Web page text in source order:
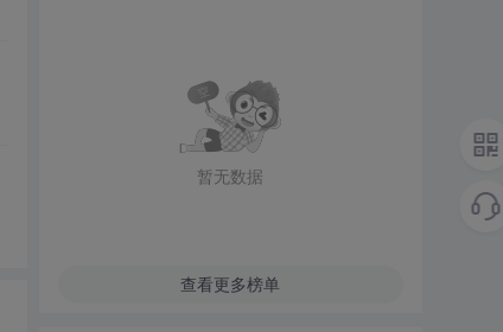
暂无数据
查看更多榜单